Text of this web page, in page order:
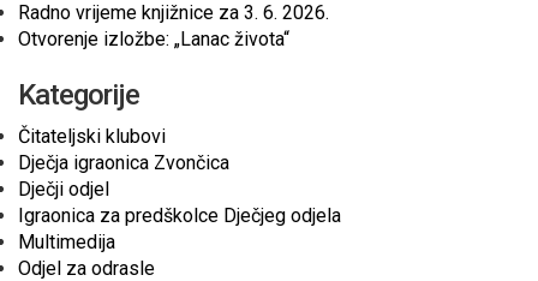
Radno vrijeme knjižnice za 3. 6. 2026.
Otvorenje izložbe: „Lanac života“
Kategorije
Čitateljski klubovi
Dječja igraonica Zvončica
Dječji odjel
Igraonica za predškolce Dječjeg odjela
Multimedija
Odjel za odrasle